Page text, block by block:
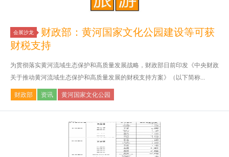
会展沙龙
财政部：黄河国家文化公园建设等可获
财税支持
为贯彻落实黄河流域生态保护和高质量发展战略，财政部日前印发《中央财政
关于推动黄河流域生态保护和高质量发展的财税支持方案》（以下简称...
财政部 资讯 黄河国家文化公园